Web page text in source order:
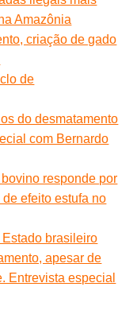
Amazônia
criação de gado
de
do desmatamento
com Bernardo
responde por
efeito estufa no
brasileiro
apesar de
Entrevista especial